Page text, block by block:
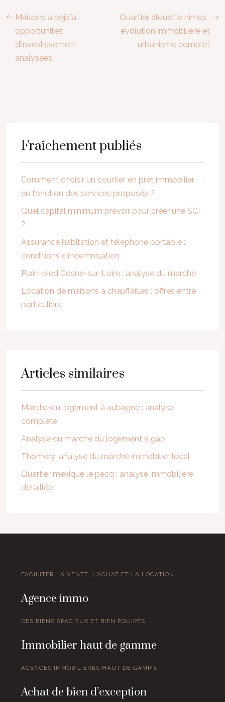
Maisons à béjaïa :
opportunités
d’investissement
analysées
Quartier alouette nîmes :
évolution immobilière et
urbanisme complet
Fraîchement publiés
Comment choisir un courtier en prêt immobilier
en fonction des services proposés ?
Quel capital minimum prévoir pour créer une SCI
?
Assurance habitation et téléphone portable :
conditions d’indemnisation
Plain-pied Cosne-sur-Loire : analyse du marché
Location de maisons à chauffailles : offres entre
particuliers
Articles similaires
Marché du logement à aubagne : analyse
complète
Analyse du marché du logement à gap
Thomery: analyse du marché immobilier local
Quartier mexique le pecq : analyse immobilière
détaillée
FACILITER LA VENTE, L’ACHAT ET LA LOCATION
Agence immo
DES BIENS SPACIEUX ET BIEN ÉQUIPÉS
Immobilier haut de gamme
AGENCES IMMOBILIÈRES HAUT DE GAMME
Achat de bien d’exception